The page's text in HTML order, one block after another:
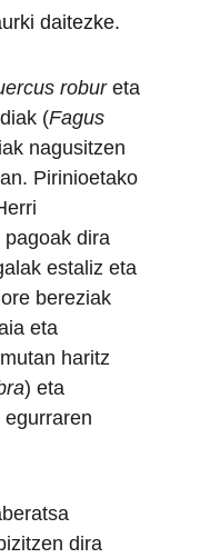
daitezke.
robur eta
(Fagus
nagusitzen
Pirinioetako
pagoak dira
estaliz eta
bereziak
eta
haritz
) eta
dira